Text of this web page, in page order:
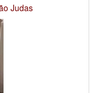
Judas